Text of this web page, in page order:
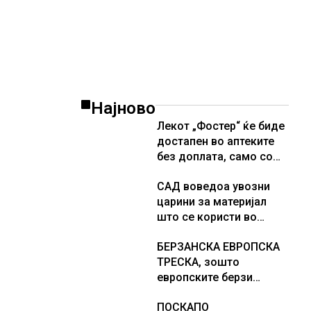
Најново
Лекот „Фостер“ ќе биде
достапен во аптеките
без доплата, само со
партиципација
САД воведоа увозни
царини за материјал
што се користи во
чипови
БЕРЗАНСКА ЕВРОПСКА
ТРЕСКА, зошто
европските берзи
недела, најголемите
ПОСКАПО